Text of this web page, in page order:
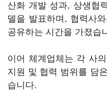
산화 개발 성과, 상생협
델을 발표하며, 협력사
공유하는 시간을 가졌습
이어 체계업체는 각 사
지원 및 협력 범위를 담
습니다.